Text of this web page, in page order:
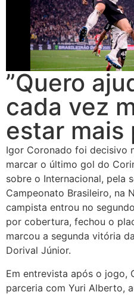
”Quero
cada vez
estar mais
Igor Coronado foi decisivo
marcar o último gol do
sobre o Internacional, pela
Campeonato Brasileiro, na
campista entrou no
por cobertura, fechou o
marcou a segunda vitória
Dorival Júnior.
Em entrevista após o jogo,
parceria com Yuri Alberto,